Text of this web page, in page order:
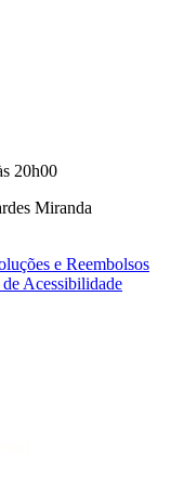
20h00
Miranda
e Reembolsos
Acessibilidade